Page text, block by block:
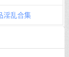
淫乱合集